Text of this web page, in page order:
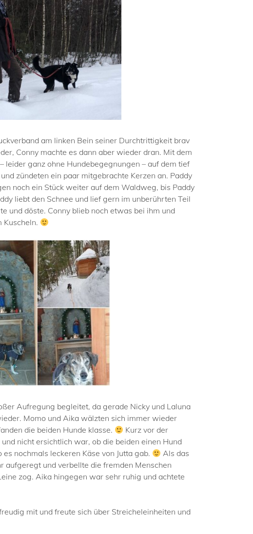
am linken Bein seiner Durchtrittigkeit brav
Conny machte es dann aber wieder dran. Mit dem
leider ganz ohne Hundebegegnungen – auf dem tief
zündeten ein paar mitgebrachte Kerzen an. Paddy
noch ein Stück weiter auf dem Waldweg, bis Paddy
liebt den Schnee und lief gern im unberührten Teil
und döste. Conny blieb noch etwas bei ihm und
Kuscheln.
Aufregung begleitet, da gerade Nicky und Laluna
Momo und Aika wälzten sich immer wieder
die beiden Hunde klasse.
Kurz vor der
nicht ersichtlich war, ob die beiden einen Hund
nochmals leckeren Käse von Jutta gab.
Als das
aufgeregt und verbellte die fremden Menschen
zog. Aika hingegen war sehr ruhig und achtete
mit und freute sich über Streicheleinheiten und